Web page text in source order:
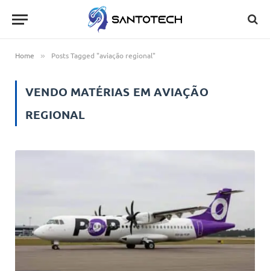
Home » Posts Tagged "aviação regional"
VENDO MATÉRIAS EMAVIAÇÃO
REGIONAL